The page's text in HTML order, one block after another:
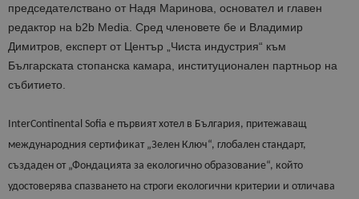
председателствано от Надя Маринова, основател и главен
редактор на b2b Media. Сред членовете бе и Владимир
Димитров, експерт от Център „Чиста индустрия“ към
Българската стопанска камара, институционален партньор на
събитието.
InterContinental Sofia е първият хотел в България, притежаващ
международния сертификат „Зелен Ключ“, глобален стандарт,
създаден от „Фондацията за екологично образование“, който
удостоверява спазването на строги екологични критерии и отличава